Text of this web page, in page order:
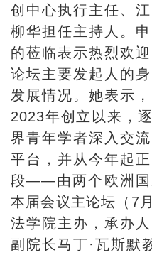
创中心执行主任、
柳华担任主持人。
的莅临表示热烈欢
论坛主要发起人的
发展情况。她表示
2023年创立以来，
界青年学者深入交
平台，并从今年起
段——由两个欧洲国
本届会议主论坛（7
法学院主办，承办
副院长马丁·瓦斯默